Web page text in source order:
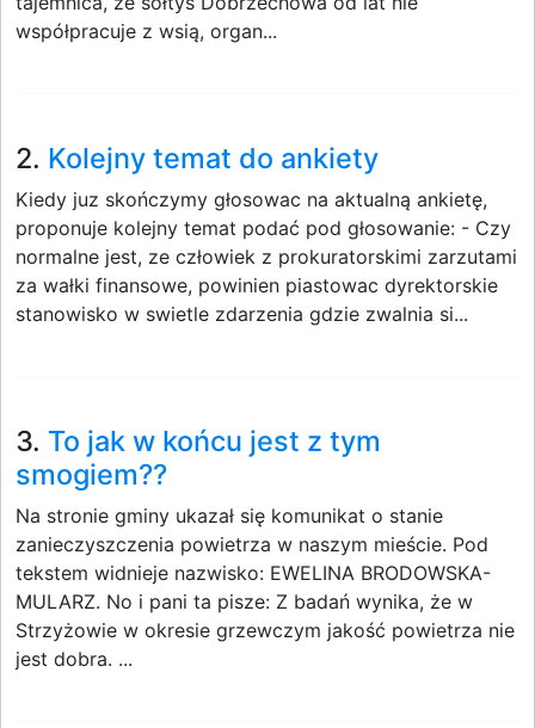
współpracuje z wsią, organ...
2. Kolejny temat do ankiety
Kiedy juz skończymy głosowac na aktualną ankietę,
proponuje kolejny temat podać pod głosowanie: - Czy
normalne jest, ze człowiek z prokuratorskimi zarzutami
za wałki finansowe, powinien piastowac dyrektorskie
stanowisko w swietle zdarzenia gdzie zwalnia si...
3. To jak w końcu jest z tym
smogiem??
Na stronie gminy ukazał się komunikat o stanie
zanieczyszczenia powietrza w naszym mieście. Pod
tekstem widnieje nazwisko: EWELINA BRODOWSKA-
MULARZ. No i pani ta pisze: Z badań wynika, że w
Strzyżowie w okresie grzewczym jakość powietrza nie
jest dobra. ...